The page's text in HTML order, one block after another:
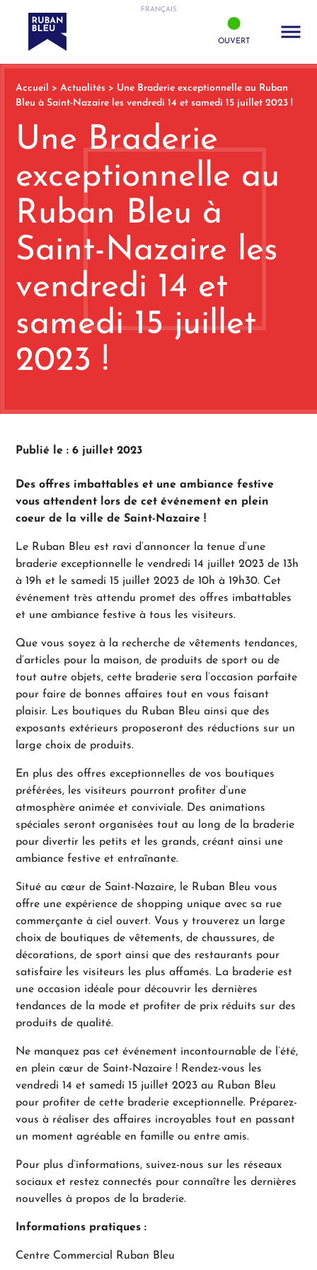
FRANÇAIS
OUVERT
Accueil >Actualités > Une Braderie exceptionnelle au Ruban
Bleu à Saint-Nazaire les vendredi 14 et samedi 15 juillet 2023 !
Une Braderie
exceptionnelle au
Ruban Bleu à
Saint-Nazaire les
vendredi 14 et
samedi 15 juillet
2023 !
Publié le : 6 juillet 2023
Des offres imbattables et une ambiance festive
vous attendent lors de cet événement en plein
coeur de la ville de Saint-Nazaire !
Le Ruban Bleu est ravi d’annoncer la tenue d’une
braderie exceptionnelle le vendredi 14 juillet 2023 de 13h
à 19h et le samedi 15 juillet 2023 de 10h à 19h30. Cet
événement très attendu promet des offres imbattables
et une ambiance festive à tous les visiteurs.
Que vous soyez à la recherche de vêtements tendances,
d’articles pour la maison, de produits de sport ou de
tout autre objets, cette braderie sera l’occasion parfaite
pour faire de bonnes affaires tout en vous faisant
plaisir. Les boutiques du Ruban Bleu ainsi que des
exposants extérieurs proposeront des réductions sur un
large choix de produits.
En plus des offres exceptionnelles de vos boutiques
préférées, les visiteurs pourront profiter d’une
atmosphère animée et conviviale. Des animations
spéciales seront organisées tout au long de la braderie
pour divertir les petits et les grands, créant ainsi une
ambiance festive et entraînante.
Situé au cœur de Saint-Nazaire, le Ruban Bleu vous
offre une expérience de shopping unique avec sa rue
commerçante à ciel ouvert. Vous y trouverez un large
choix de boutiques de vêtements, de chaussures, de
décorations, de sport ainsi que des restaurants pour
satisfaire les visiteurs les plus affamés. La braderie est
une occasion idéale pour découvrir les dernières
tendances de la mode et profiter de prix réduits sur des
produits de qualité.
Ne manquez pas cet événement incontournable de l’été,
en plein cœur de Saint-Nazaire ! Rendez-vous les
vendredi 14 et samedi 15 juillet 2023 au Ruban Bleu
pour profiter de cette braderie exceptionnelle. Préparez-
vous à réaliser des affaires incroyables tout en passant
un moment agréable en famille ou entre amis.
Pour plus d’informations, suivez-nous sur les réseaux
sociaux et restez connectés pour connaître les dernières
nouvelles à propos de la braderie.
Informations pratiques :
Centre Commercial Ruban Bleu